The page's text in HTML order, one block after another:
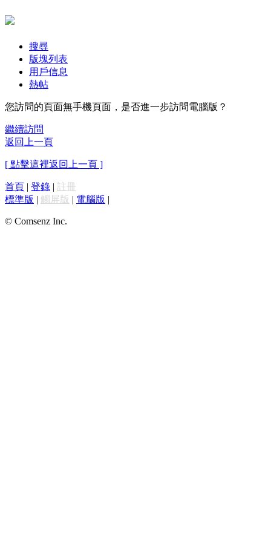
搜尋
版塊列表
用戶信息
熱帖
您訪問的頁面無手機頁面，是否進一步訪問電腦版？
繼續訪問
返回上一頁
[ 點擊這裡返回上一頁 ]
首頁 | 登錄 | 註冊
標準版 | 觸屏版 | 電腦版 |
© Comsenz Inc.